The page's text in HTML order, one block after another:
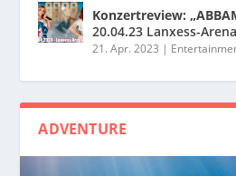
Konzertreview:
20.04.23 Lanxess-
21. Apr. 2023 |
ADVENTURE